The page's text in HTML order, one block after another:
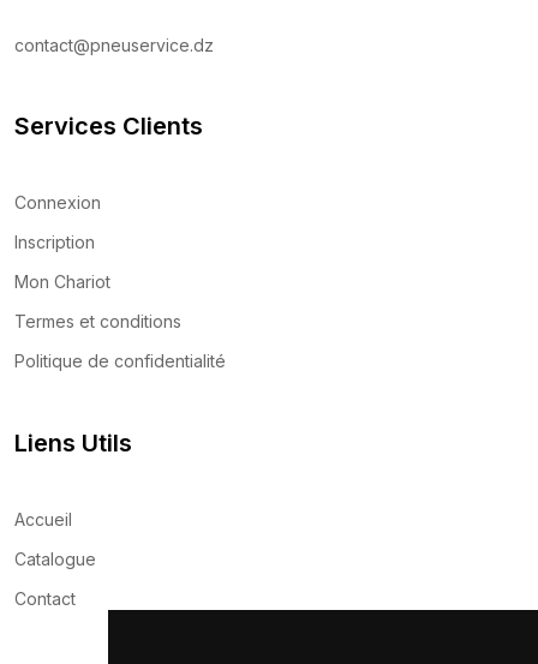
contact@pneuservice.dz
Services Clients
Connexion
Inscription
Mon Chariot
Termes et conditions
Politique de confidentialité
Liens Utils
Accueil
Catalogue
Contact